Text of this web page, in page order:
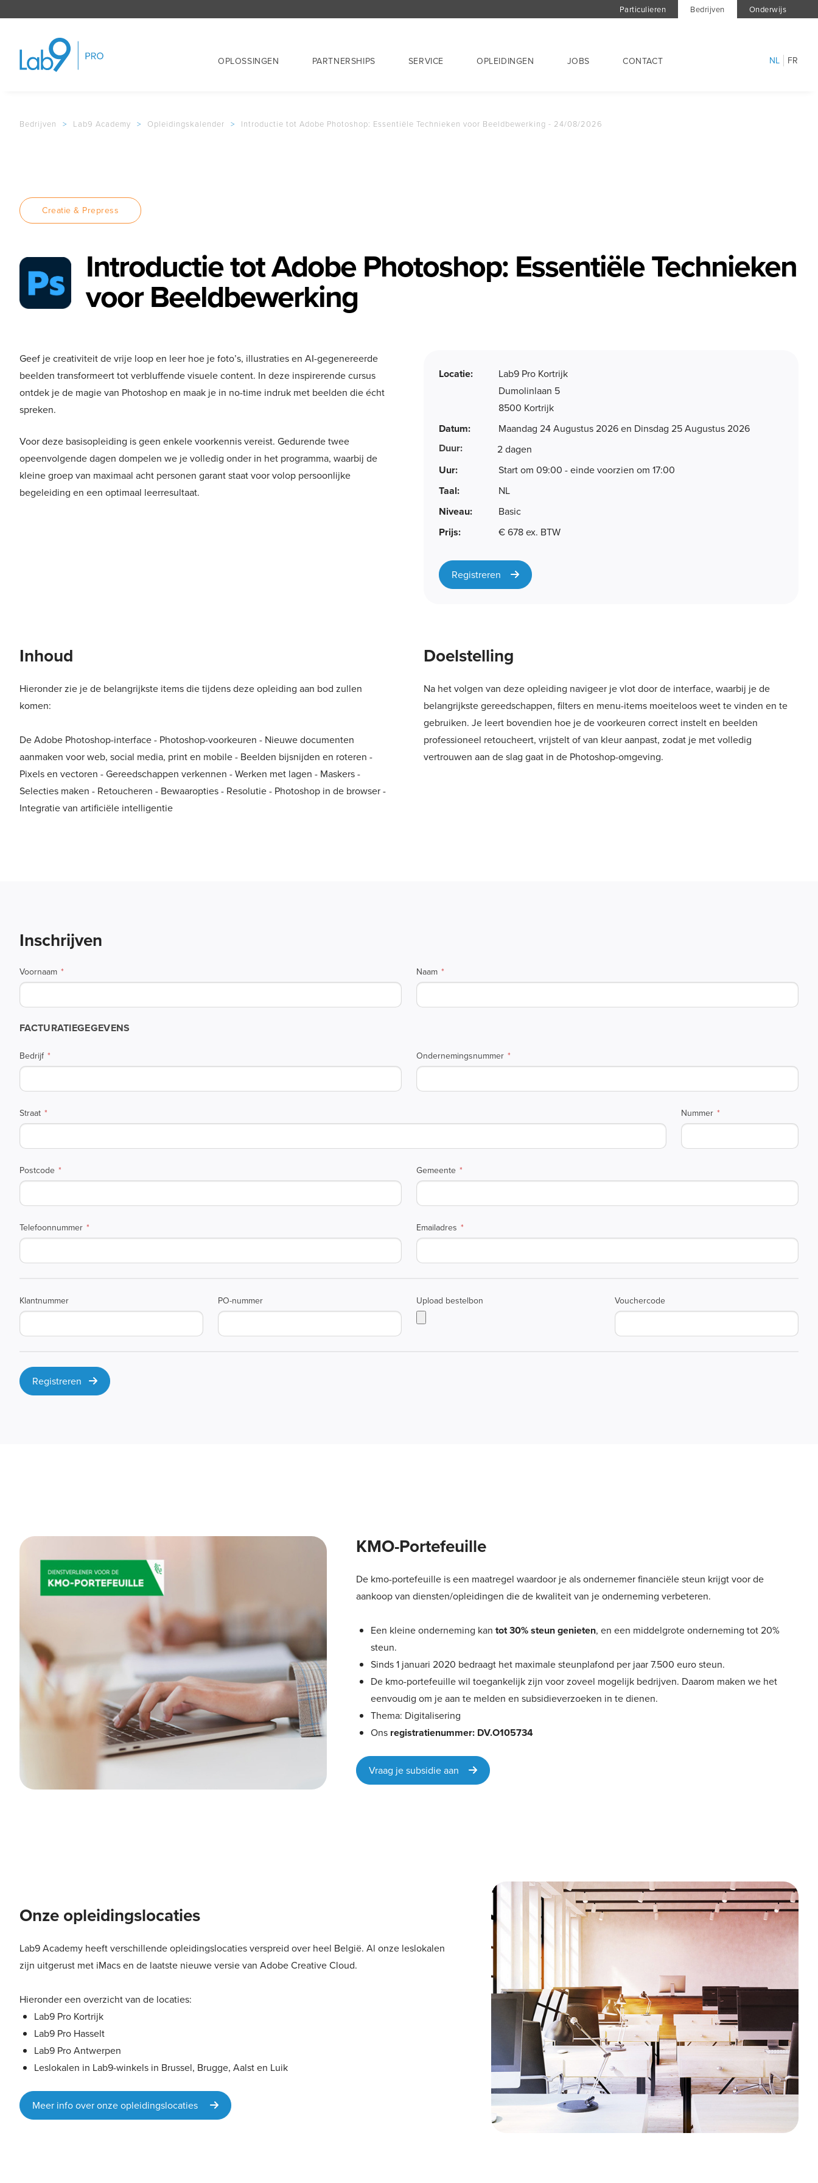
Particulieren Bedrijven Onderwijs
OPLOSSINGEN PARTNERSHIPS SERVICE OPLEIDINGEN JOBS CONTACT NL FR
Bedrijven > Lab9 Academy > Opleidingskalender > Introductie tot Adobe Photoshop: Essentiële Technieken voor Beeldbewerking - 24/08/2026
Creatie & Prepress
Introductie tot Adobe Photoshop: Essentiële Technieken
voor Beeldbewerking
Geef je creativiteit de vrije loop en leer hoe je foto’s, illustraties en AI-gegenereerde
beelden transformeert tot verbluffende visuele content. In deze inspirerende cursus
ontdek je de magie van Photoshop en maak je in no-time indruk met beelden die écht
spreken.
Voor deze basisopleiding is geen enkele voorkennis vereist. Gedurende twee
opeenvolgende dagen dompelen we je volledig onder in het programma, waarbij de
kleine groep van maximaal acht personen garant staat voor volop persoonlijke
begeleiding en een optimaal leerresultaat.
Locatie:
Lab9 Pro Kortrijk
Dumolinlaan 5
8500 Kortrijk
Datum:
Maandag 24 Augustus 2026 en Dinsdag 25 Augustus 2026
Duur:
2 dagen
Uur:
Start om 09:00 - einde voorzien om 17:00
Taal:
NL
Niveau:
Basic
Prijs:
€ 678 ex. BTW
Registreren
Inhoud
Hieronder zie je de belangrijkste items die tijdens deze opleiding aan bod zullen
komen:
De Adobe Photoshop-interface - Photoshop-voorkeuren - Nieuwe documenten
aanmaken voor web, social media, print en mobile - Beelden bijsnijden en roteren -
Pixels en vectoren - Gereedschappen verkennen - Werken met lagen - Maskers -
Selecties maken - Retoucheren - Bewaaropties - Resolutie - Photoshop in de browser -
Integratie van artificiële intelligentie
Doelstelling
Na het volgen van deze opleiding navigeer je vlot door de interface, waarbij je de
belangrijkste gereedschappen, filters en menu-items moeiteloos weet te vinden en te
gebruiken. Je leert bovendien hoe je de voorkeuren correct instelt en beelden
professioneel retoucheert, vrijstelt of van kleur aanpast, zodat je met volledig
vertrouwen aan de slag gaat in de Photoshop-omgeving.
Inschrijven
Voornaam Naam
FACTURATIEGEGEVENS
Bedrijf Ondernemingsnummer
Straat Nummer
Postcode Gemeente
Telefoonnummer Emailadres
Klantnummer PO-nummer Upload bestelbon Vouchercode
Registreren
KMO-Portefeuille
De kmo-portefeuille is een maatregel waardoor je als ondernemer financiële steun krijgt voor de
aankoop van diensten/opleidingen die de kwaliteit van je onderneming verbeteren.
Een kleine onderneming kantot 30% steun genieten, en een middelgrote onderneming tot 20%
steun.
Sinds 1 januari 2020 bedraagt het maximale steunplafond per jaar 7.500 euro steun.
De kmo-portefeuille wil toegankelijk zijn voor zoveel mogelijk bedrijven. Daarom maken we het
eenvoudig om je aan te melden en subsidieverzoeken in te dienen.
Thema: Digitalisering
Ons registratienummer: DV.O105734
Vraag je subsidie aan
Onze opleidingslocaties
Lab9 Academy heeft verschillende opleidingslocaties verspreid over heel België. Al onze leslokalen
zijn uitgerust met iMacs en de laatste nieuwe versie van Adobe Creative Cloud.
Hieronder een overzicht van de locaties:
Lab9 Pro Kortrijk
Lab9 Pro Hasselt
Lab9 Pro Antwerpen
Leslokalen in Lab9-winkels in Brussel, Brugge, Aalst en Luik
Meer info over onze opleidingslocaties